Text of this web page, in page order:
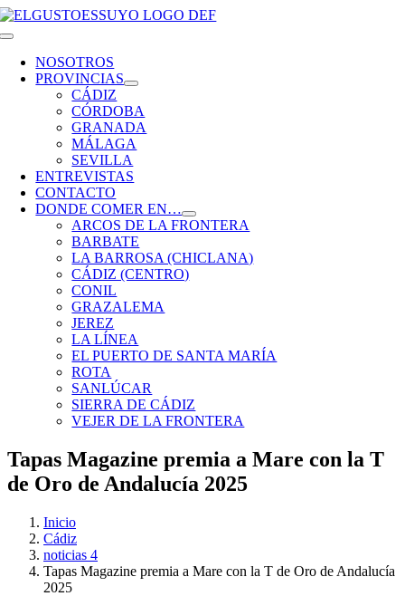
Saltar
al
Toggle
NavigationNOSOTROS
PROVINCIAS
CÁDIZ
CÓRDOBA
GRANADA
MÁLAGA
SEVILLA
ENTREVISTAS
CONTACTO
DONDE COMER EN…
ARCOS DE LA FRONTERA
BARBATE
LA BARROSA (CHICLANA)
CÁDIZ (CENTRO)
CONIL
GRAZALEMA
JEREZ
LA LÍNEA
EL PUERTO DE SANTA MARÍA
ROTA
SANLÚCAR
SIERRA DE CÁDIZ
VEJER DE LA FRONTERA
Tapas Magazine premia a Mare con la T
de Oro de Andalucía 2025
Inicio
Cádiz
noticias 4
Tapas Magazine premia a Mare con la T de Oro de Andalucía
2025